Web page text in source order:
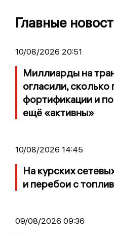
Главные
10/08/2026 20:51
Миллиарды на
огласили, сколько
фортификации и
ещё «активны»
10/08/2026 14:45
На курских
и перебои с
09/08/2026 09:36